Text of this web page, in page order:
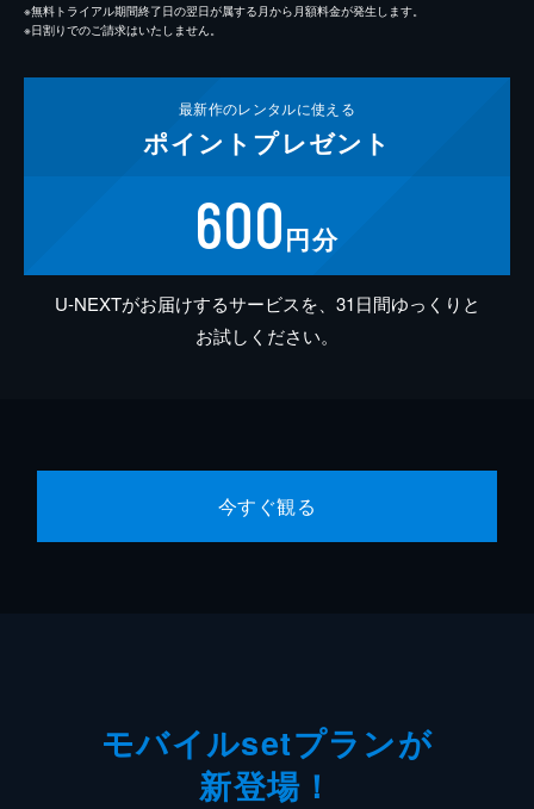
※無料トライアル期間終了日の翌日が属する月から月額料金が発生します。
※日割りでのご請求はいたしません。
最新作のレンタルに使える
ポイント プレゼント
600円分
U-NEXTがお届けするサービスを、31日間ゆっくりと
お試しください。
今すぐ観る
モバイルsetプランが
新登場！